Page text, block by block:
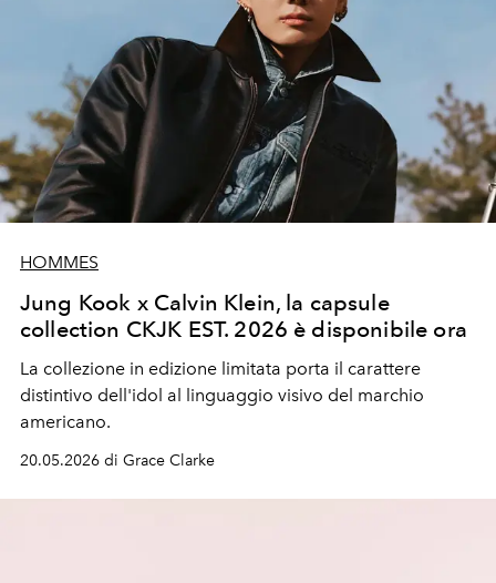
HOMMES
Jung Kook x Calvin Klein, la capsule
collection CKJK EST. 2026 è disponibile ora
La collezione in edizione limitata porta il carattere
distintivo dell'idol al linguaggio visivo del marchio
americano.
20.05.2026 di Grace Clarke